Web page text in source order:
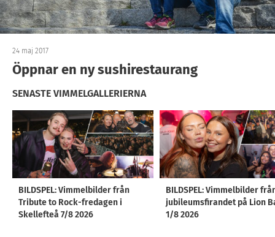
24 maj 2017
Öppnar en ny sushirestaurang
SENASTE VIMMELGALLERIERNA
BILDSPEL: Vimmelbilder från
Tribute to Rock-fredagen i
Skellefteå 7/8 2026
BILDSPEL: Vimmelbilder
jubileumsfirandet på Lion
1/8 2026